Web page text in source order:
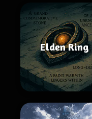
Elden Ring